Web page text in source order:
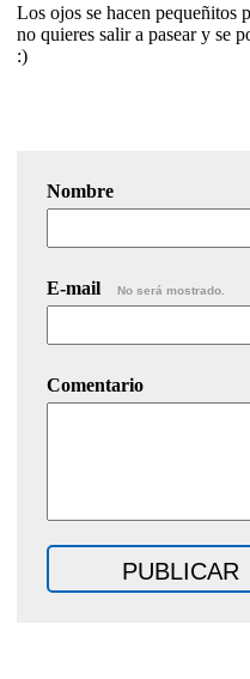
Los ojos se hacen pequeñitos
no quieres salir a pasear y se
:)
Nombre
E-mail No será mostrado.
Comentario